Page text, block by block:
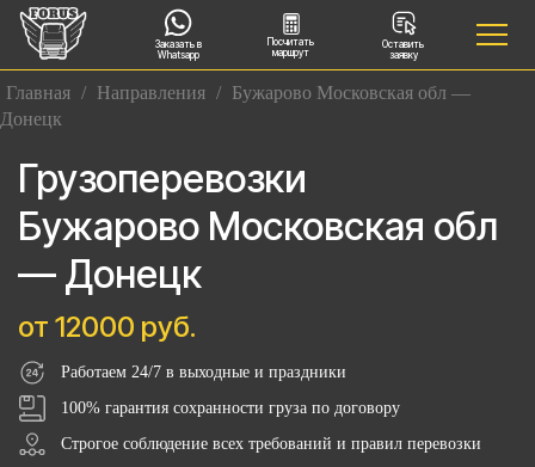
Заказать в
Whatsapp
Посчитать
маршрут
Оставить
заявку
Главная / Направления / Бужарово Московская обл —
Донецк
Грузоперевозки
Бужарово Московская обл
— Донецк
от 12000 руб.
Работаем 24/7 в выходные и праздники
100% гарантия сохранности груза по договору
Строгое соблюдение всех требований и правил перевозки